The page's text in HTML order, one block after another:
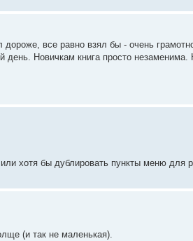
все равно взял бы - очень
Новичкам книга просто
хотя бы дублировать пункты меню для
(и так не маленькая).